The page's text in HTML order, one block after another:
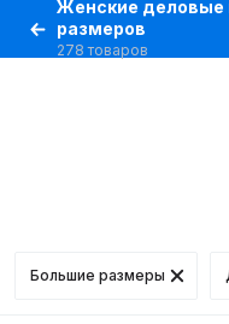
Женские деловые
размеров
278 товаров
Большие размеры